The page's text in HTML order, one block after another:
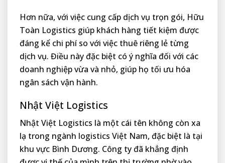
Hơn nữa, với việc cung cấp dịch vụ trọn gói, Hữu
Toàn Logistics giúp khách hàng tiết kiệm được
đáng kể chi phí so với việc thuê riêng lẻ từng
dịch vụ. Điều này đặc biệt có ý nghĩa đối với các
doanh nghiệp vừa và nhỏ, giúp họ tối ưu hóa
ngân sách vận hành.
Nhật Việt Logistics
Nhật Việt Logistics là một cái tên không còn xa
lạ trong ngành logistics Việt Nam, đặc biệt là tại
khu vực Bình Dương. Công ty đã khẳng định